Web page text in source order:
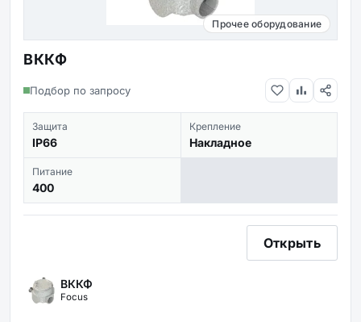
Прочее оборудование
ВККФ
Подбор по запросу
Защита
IP66
Крепление
Накладное
Питание
400
Открыть
ВККФ
Focus